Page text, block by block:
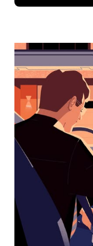
вниз,
календарю
выбрать
дату.
Чтобы
закрыть
календарь,
нажмите
Esc.